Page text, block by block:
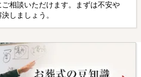
ご相談いただけます。まずは不安や
しましょう。